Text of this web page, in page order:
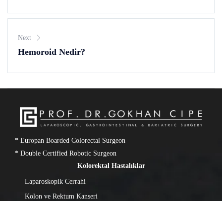
Next
Hemoroid Nedir?
* Europan Boarded Colorectal Surgeon
* Double Certified Robotic Surgeon
Kolorektal Hastalıklar
Laparoskopik Cerrahi
Kolon ve Rektum Kanseri